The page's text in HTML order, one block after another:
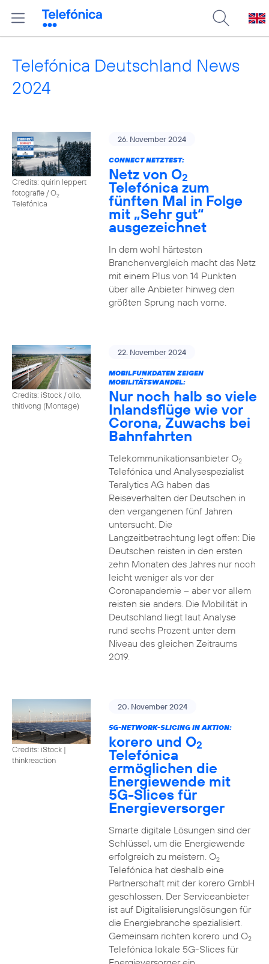
Telefónica Deutschland News
2024
Credits: quirin leppert
fotografie / O2
Telefónica
26. November 2024
CONNECT NETZTEST:
Netz von O2
Telefónica zum
fünften Mal in Folge
mit „Sehr gut“
ausgezeichnet
In dem wohl härtesten
Branchenvergleich macht das Netz
mit einem Plus von 14 Punkten
über alle Anbieter hinweg den
größten Sprung nach vorne.
Credits: iStock / ollo,
thitivong (Montage)
22. November 2024
MOBILFUNKDATEN ZEIGEN
MOBILITÄTSWANDEL:
Nur noch halb so viele
Inlandsflüge wie vor
Corona, Zuwachs bei
Bahnfahrten
Telekommunikationsanbieter O2
Telefónica und Analysespezialist
Teralytics AG haben das
Reiseverhalten der Deutschen in
den vergangenen fünf Jahren
untersucht. Die
Langzeitbetrachtung legt offen: Die
Deutschen reisten in den ersten
zehn Monaten des Jahres nur noch
leicht weniger als vor der
Coronapandemie – aber vor allem
reisten sie anders. Die Mobilität in
Deutschland liegt laut Analyse
rund sechs Prozent unter dem
Niveau des gleichen Zeitraums
2019.
Credits: iStock |
thinkreaction
20. November 2024
5G-NETWORK-SLICING IN AKTION:
korero und O2
Telefónica
ermöglichen die
Energiewende mit
5G-Slices für
Energieversorger
Smarte digitale Lösungen sind der
Schlüssel, um die Energiewende
erfolgreich zu meistern. O2
Telefónica hat deshalb eine
Partnerschaft mit der korero GmbH
geschlossen. Der Serviceanbieter
ist auf Digitalisierungslösungen für
die Energiebranche spezialisiert.
Gemeinsam richten korero und O2
Telefónica lokale 5G-Slices für